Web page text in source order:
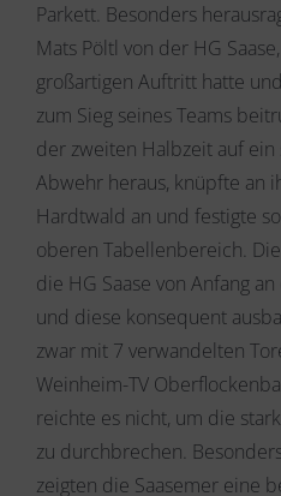
Parkett. Besonders
Mats Pöltl von der HG
großartigen Auftritt hatte
zum Sieg seines Teams
der zweiten Halbzeit auf
Abwehr heraus, knüpfte an
Hardtwald an und festigte
oberen Tabellenbereich.
die HG Saase von Anfang
und diese konsequent
zwar mit 7 verwandelten
Weinheim-TV
reichte es nicht, um die
zu durchbrechen.
zeigten die Saasemer eine